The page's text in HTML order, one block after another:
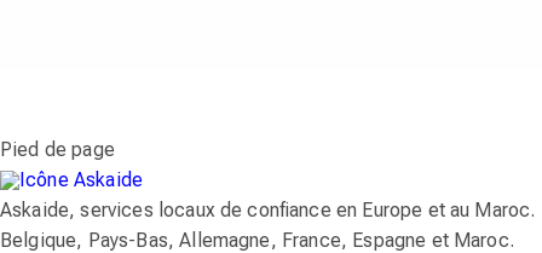
Pied de page
Askaide, services locaux de confiance en Europe et au Maroc.
Belgique, Pays-Bas, Allemagne, France, Espagne et Maroc.